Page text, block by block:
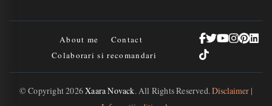
About me
Contact
Colaborari si recomandari
© Copyright 2026Xaara Novack. All Rights Reserved.Disclaimer |